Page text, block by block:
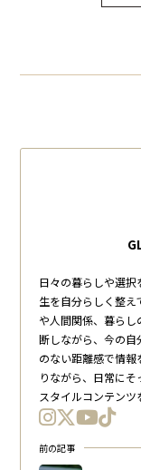
日々の暮らしや選択
生を自分らしく整え
や人間関係、暮ら
断しながら、今の自
のない距離感で情
りながら、日常に
スタイルコンテンツ
前の記事